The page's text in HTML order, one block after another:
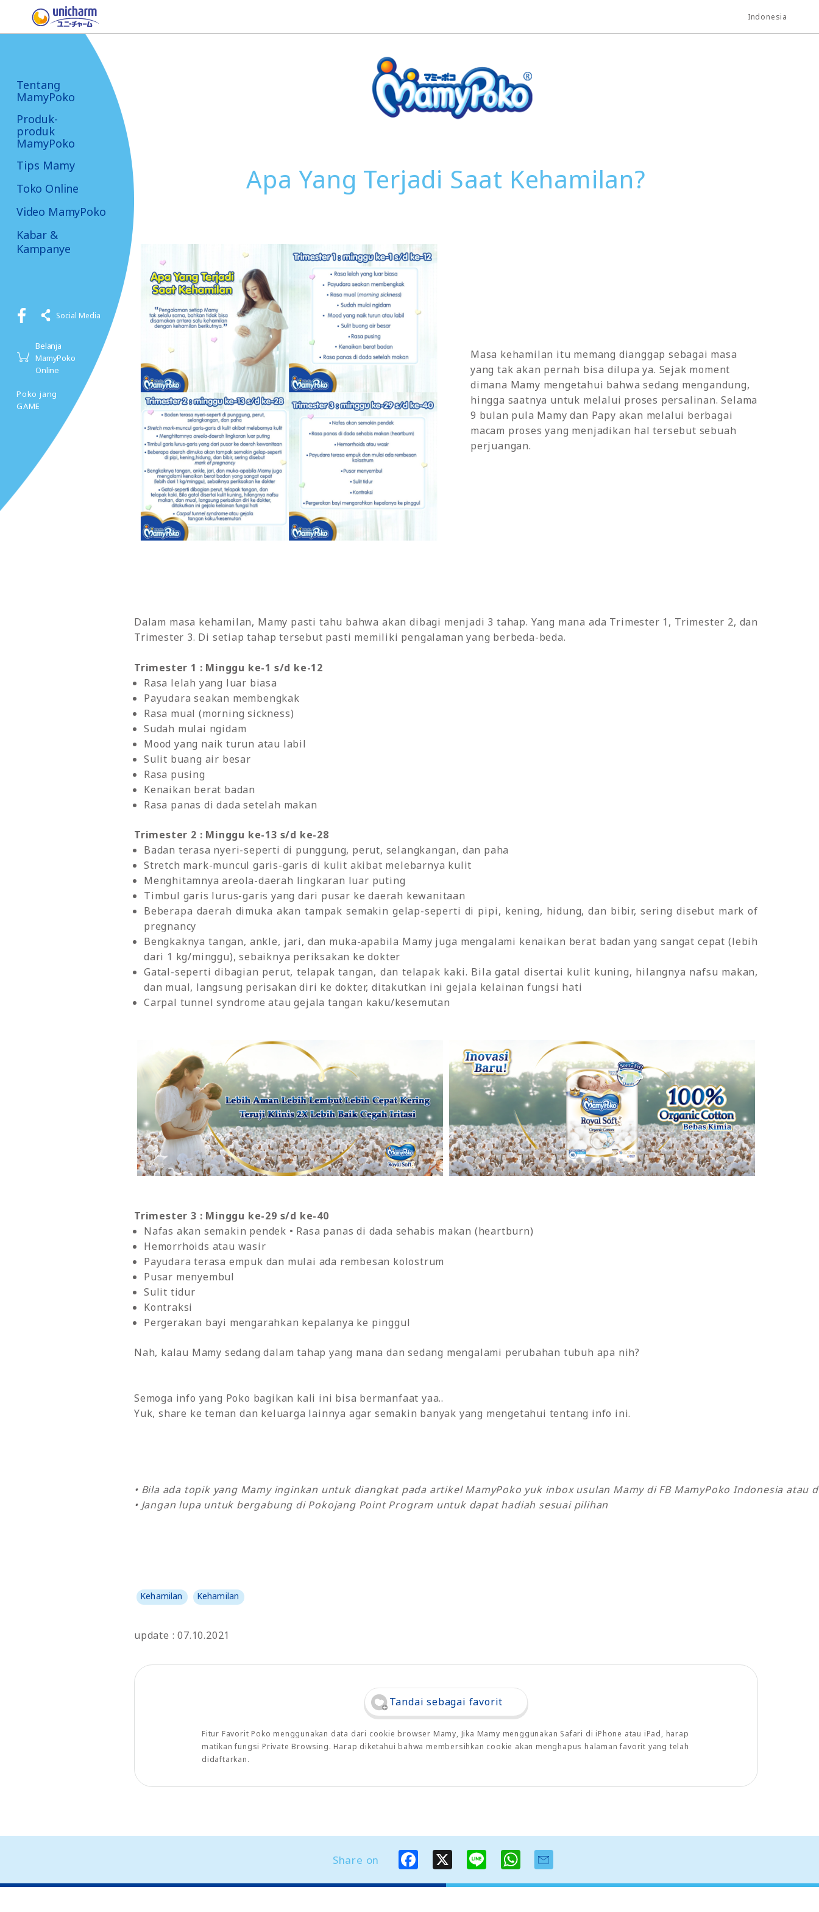
Indonesia
Tentang
MamyPoko
Produk-
produk
MamyPoko
Tips Mamy
Toko Online
Video MamyPoko
Kabar &
Kampanye
Social Media
Belanja
MamyPoko
Online
Poko jang
GAME
Apa Yang Terjadi Saat Kehamilan?
Masa kehamilan itu memang dianggap sebagai masa
yang tak akan pernah bisa dilupa ya. Sejak moment
dimana Mamy mengetahui bahwa sedang mengandung,
hingga saatnya untuk melalui proses persalinan. Selama
9 bulan pula Mamy dan Papy akan melalui berbagai
macam proses yang menjadikan hal tersebut sebuah
perjuangan.
Dalam masa kehamilan, Mamy pasti tahu bahwa akan dibagi menjadi 3 tahap. Yang mana ada Trimester 1, Trimester 2, dan
Trimester 3. Di setiap tahap tersebut pasti memiliki pengalaman yang berbeda-beda.
Trimester 1 : Minggu ke-1 s/d ke-12
Rasa lelah yang luar biasa
Payudara seakan membengkak
Rasa mual (morning sickness)
Sudah mulai ngidam
Mood yang naik turun atau labil
Sulit buang air besar
Rasa pusing
Kenaikan berat badan
Rasa panas di dada setelah makan
Trimester 2 : Minggu ke-13 s/d ke-28
Badan terasa nyeri-seperti di punggung, perut, selangkangan, dan paha
Stretch mark-muncul garis-garis di kulit akibat melebarnya kulit
Menghitamnya areola-daerah lingkaran luar puting
Timbul garis lurus-garis yang dari pusar ke daerah kewanitaan
Beberapa daerah dimuka akan tampak semakin gelap-seperti di pipi, kening, hidung, dan bibir, sering disebut mark of
pregnancy
Bengkaknya tangan, ankle, jari, dan muka-apabila Mamy juga mengalami kenaikan berat badan yang sangat cepat (lebih
dari 1 kg/minggu), sebaiknya periksakan ke dokter
Gatal-seperti dibagian perut, telapak tangan, dan telapak kaki. Bila gatal disertai kulit kuning, hilangnya nafsu makan,
dan mual, langsung perisakan diri ke dokter, ditakutkan ini gejala kelainan fungsi hati
Carpal tunnel syndrome atau gejala tangan kaku/kesemutan
Trimester 3 : Minggu ke-29 s/d ke-40
Nafas akan semakin pendek • Rasa panas di dada sehabis makan (heartburn)
Hemorrhoids atau wasir
Payudara terasa empuk dan mulai ada rembesan kolostrum
Pusar menyembul
Sulit tidur
Kontraksi
Pergerakan bayi mengarahkan kepalanya ke pinggul
Nah, kalau Mamy sedang dalam tahap yang mana dan sedang mengalami perubahan tubuh apa nih?
Semoga info yang Poko bagikan kali ini bisa bermanfaat yaa..
Yuk, share ke teman dan keluarga lainnya agar semakin banyak yang mengetahui tentang info ini.
• Bila ada topik yang Mamy inginkan untuk diangkat pada artikel MamyPoko yuk inbox usulan Mamy di FB MamyPoko Indonesia atau
• Jangan lupa untuk bergabung di Pokojang Point Program untuk dapat hadiah sesuai pilihan
Kehamilan Kehamilan
update : 07.10.2021
Tandai sebagai favorit
Fitur Favorit Poko menggunakan data dari cookie browser Mamy, Jika Mamy menggunakan Safari di iPhone atau iPad, harap
matikan fungsi Private Browsing. Harap diketahui bahwa membersihkan cookie akan menghapus halaman favorit yang telah
didaftarkan.
Share on
e e t